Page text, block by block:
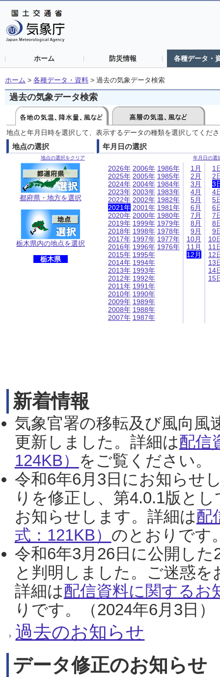
ホーム 防災情報 各種データ・
ホーム > 各種データ・資料 > 過去の気象データ検索
過去の気象データ検索
地点と年月日時を選択して、表示するデータの種類を選択してくだ
地点の選択
地点の選択をクリア
都府県・地方を選択
栃木県内の地点を選択
栃木県
年月日の選択
年月日の選
2026年
2025年
2024年
2023年
2022年
2021年
2020年
2019年
2018年
2017年
2016年
2015年
2014年
2013年
2012年
2011年
2010年
2009年
2008年
2007年
2006年
2005年
2004年
2003年
2002年
2001年
2000年
1999年
1998年
1997年
1996年
1995年
1994年
1993年
1992年
1991年
1990年
1989年
1988年
1987年
1986年
1985年
1984年
1983年
1982年
1981年
1980年
1979年
1978年
1977年
1976年
1月
2月
3月
4月
5月
6月
7月
8月
9月
10月
11月
12月
1
2
3
4
5
6
7
8
9
10
11
12
13
14
15
新着情報
気象官署の移転及び風向風
更新しました。詳細は配信
124KB） をご覧ください。
令和6年6月3日にお知らせ
りを修正し、第4.0.1版と
お知らせします。詳細は配
式：121KB） のとおりです
令和6年3月26日に公開し
と判明しました。ご迷惑
詳細は配信資料に関するお
りです。（2024年6月3日）
過去のお知らせ
データ修正のお知らせ